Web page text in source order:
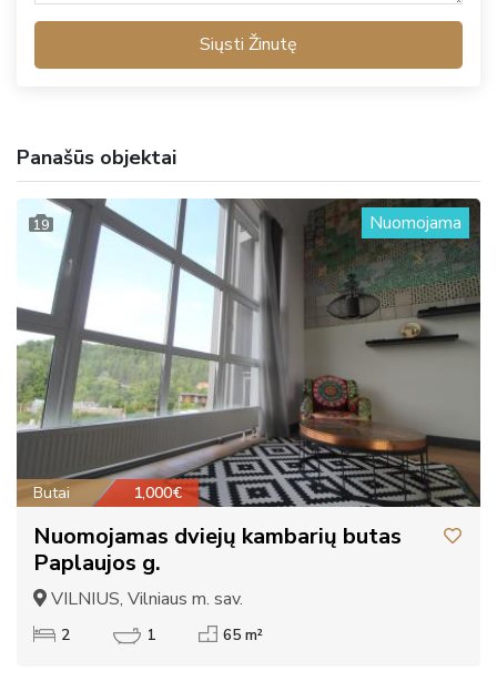
Siųsti Žinutę
Panašūs objektai
19 Nuomojama
Butai 1,000€
Nuomojamas dviejų kambarių butas
Paplaujos g.
VILNIUS, Vilniaus m. sav.
2 1 65 m²